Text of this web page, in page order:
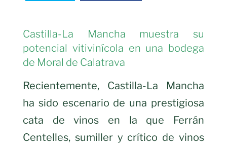
Castilla-La Mancha muestra su
potencial vitivinícola en una bodega
de Moral de Calatrava
Recientemente, Castilla-La Mancha
ha sido escenario de una prestigiosa
cata de vinos en la que Ferrán
Centelles, sumiller y crítico de vinos